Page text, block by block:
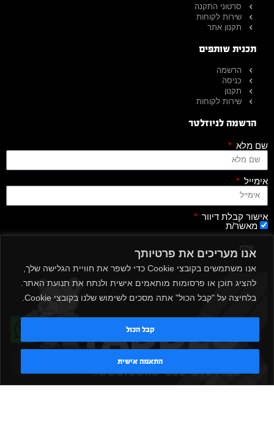
אנו מעריכים את פרטיותך
אנו משתמשים בקובצי Cookie כדי לשפר את חוויית הגלישה שלך,
להציג תוכן או פרסומות מותאמים אישית ולנתח את תנועת האתר.
בלחיצה על "קבל הכול" אתה מסכים לשימוש שלנו בקובצי Cookie.
התאמה אישית
קבל הכול
סרטוני התקנה
שירות לקוחות
תקנון אתר
תכנית שותפים
הרשמה
כניסה
תקנון
שירות לקוחות
הרשמה לניוזלטר
שם מלא
אימייל
אישור קבלת דיוור
מאשר/ת
שלח